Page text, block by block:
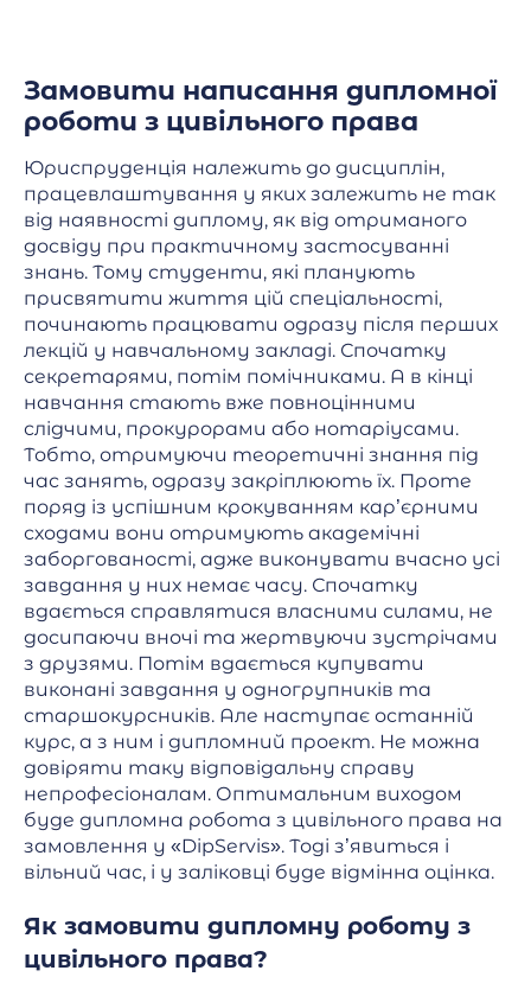
Замовити написання дипломної
роботи з цивільного права
Юриспруденція належить до дисциплін,
працевлаштування у яких залежить не так
від наявності диплому, як від отриманого
досвіду при практичному застосуванні
знань. Тому студенти, які планують
присвятити життя цій спеціальності,
починають працювати одразу після перших
лекцій у навчальному закладі. Спочатку
секретарями, потім помічниками. А в кінці
навчання стають вже повноцінними
слідчими, прокурорами або нотаріусами.
Тобто, отримуючи теоретичні знання під
час занять, одразу закріплюють їх. Проте
поряд із успішним крокуванням кар’єрними
сходами вони отримують академічні
заборгованості, адже виконувати вчасно усі
завдання у них немає часу. Спочатку
вдається справлятися власними силами, не
досипаючи вночі та жертвуючи зустрічами
з друзями. Потім вдається купувати
виконані завдання у одногрупників та
старшокурсників. Але наступає останній
курс, а з ним і дипломний проект. Не можна
довіряти таку відповідальну справу
непрофесіоналам. Оптимальним виходом
буде дипломна робота з цивільного права на
замовлення у «DipServis». Тоді з’явиться і
вільний час, і у заліковці буде відмінна оцінка.
Як замовити дипломну роботу з
цивільного права?